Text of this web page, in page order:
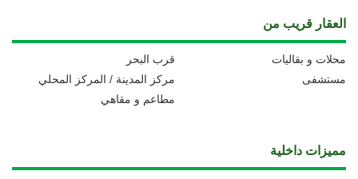
العقار قريب من
قرب البحر
محلات و بقاليات
مركز المدينة / المركز المحلي
مستشفى
مطاعم و مقاهي
مميزات داخلية